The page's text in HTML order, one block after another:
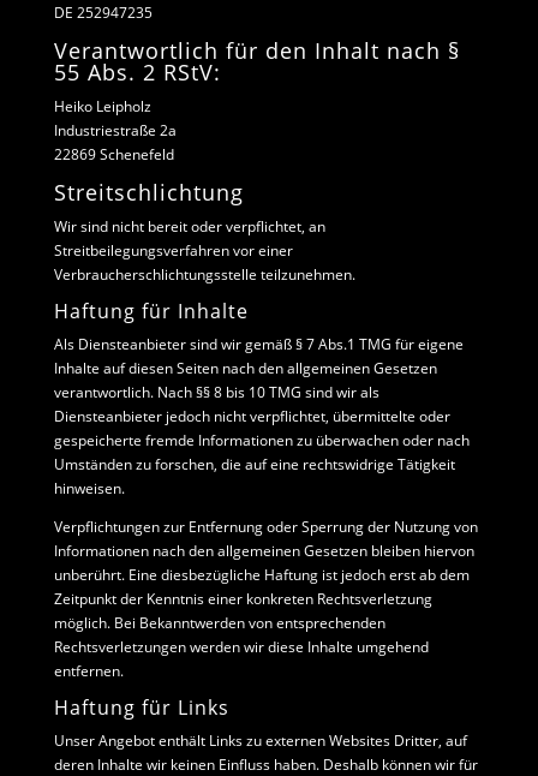
DE 252947235
Verantwortlich für den Inhalt nach §
55 Abs. 2 RStV:
Heiko Leipholz
Industriestraße 2a
22869 Schenefeld
Streitschlichtung
Wir sind nicht bereit oder verpflichtet, an
Streitbeilegungsverfahren vor einer
Verbraucherschlichtungsstelle teilzunehmen.
Haftung für Inhalte
Als Diensteanbieter sind wir gemäß § 7 Abs.1 TMG für eigene
Inhalte auf diesen Seiten nach den allgemeinen Gesetzen
verantwortlich. Nach §§ 8 bis 10 TMG sind wir als
Diensteanbieter jedoch nicht verpflichtet, übermittelte oder
gespeicherte fremde Informationen zu überwachen oder nach
Umständen zu forschen, die auf eine rechtswidrige Tätigkeit
hinweisen.
Verpflichtungen zur Entfernung oder Sperrung der Nutzung von
Informationen nach den allgemeinen Gesetzen bleiben hiervon
unberührt. Eine diesbezügliche Haftung ist jedoch erst ab dem
Zeitpunkt der Kenntnis einer konkreten Rechtsverletzung
möglich. Bei Bekanntwerden von entsprechenden
Rechtsverletzungen werden wir diese Inhalte umgehend
entfernen.
Haftung für Links
Unser Angebot enthält Links zu externen Websites Dritter, auf
deren Inhalte wir keinen Einfluss haben. Deshalb können wir für